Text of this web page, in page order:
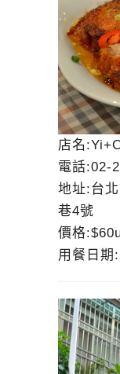
店名
電話:02-
地址:台
巷4號
價格
用餐日期